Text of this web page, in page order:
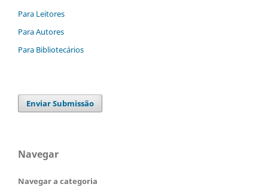
Para Leitores
Para Autores
Para Bibliotecários
Enviar Submissão
Navegar
Navegar a categoria